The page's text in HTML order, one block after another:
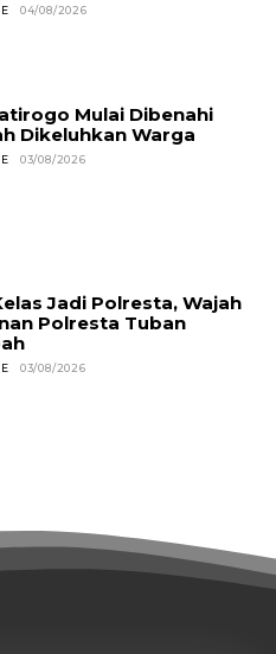
04/08/2026
Mulai Dibenahi
Dikeluhkan Warga
03/08/2026
Jadi Polresta, Wajah
Polresta Tuban
03/08/2026